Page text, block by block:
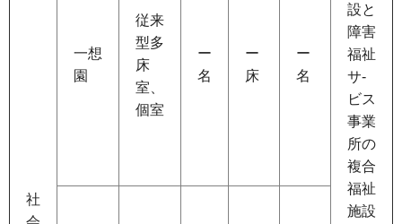
社
一想
園
従来
型多
床
室、
個室
ー
名
ー
床
ー
名
設と
障害
福祉
サ-
ビス
事業
所の
複合
福祉
施設